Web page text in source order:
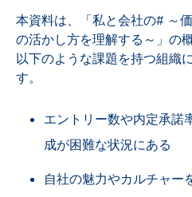
本資料は、「私と会社の# ～
の活かし方を理解する～」の
以下のような課題を持つ組織
す。
エントリー数や内定承諾
成が困難な状況にある
自社の魅力やカルチャー